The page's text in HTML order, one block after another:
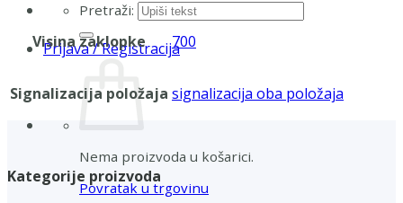
Pretraži:
Prijava / Registracija
Nema proizvoda u košarici.
Povratak u trgovinu
Visina zaklopke 700
Signalizacija položaja signalizacija oba položaja
Kategorije proizvoda